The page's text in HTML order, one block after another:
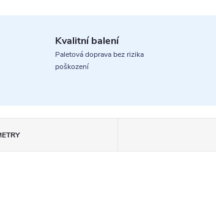
Kvalitní balení
Paletová doprava bez rizika
poškození